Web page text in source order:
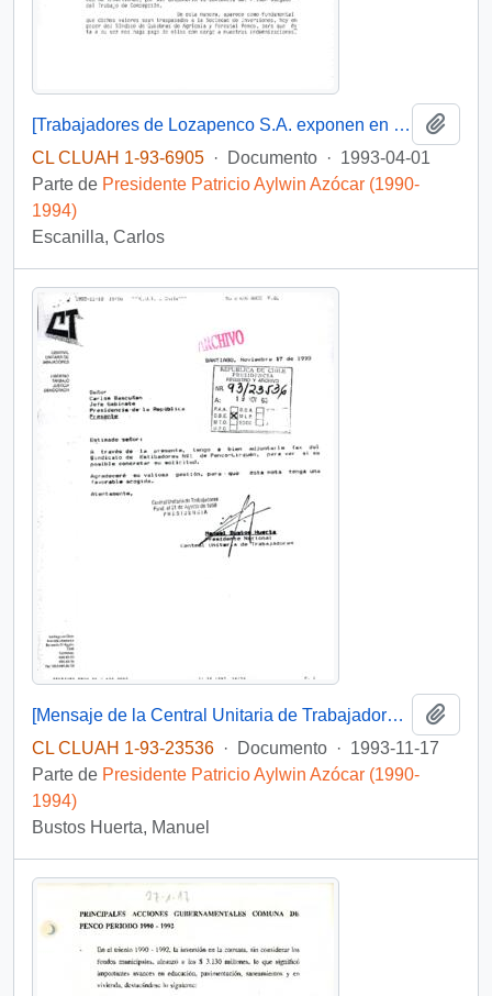
[Trabajadores de Lozapenco S.A. exponen en relación pago de remuneraciones e indemnizaciones y solicitan gestión]
CL CLUAH 1-93-6905 · Documento · 1993-04-01
Parte de Presidente Patricio Aylwin Azócar (1990-
1994)
Escanilla, Carlos
[Mensaje de la Central Unitaria de Trabajadores dirigido al Jefe de Gabinete Presidencial, mediante el cual adjunta solicitud del Sindicato de Estibadores N° 1 de Penco-Lirquén]
CL CLUAH 1-93-23536 · Documento · 1993-11-17
Parte de Presidente Patricio Aylwin Azócar (1990-
1994)
Bustos Huerta, Manuel